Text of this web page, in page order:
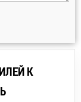
К